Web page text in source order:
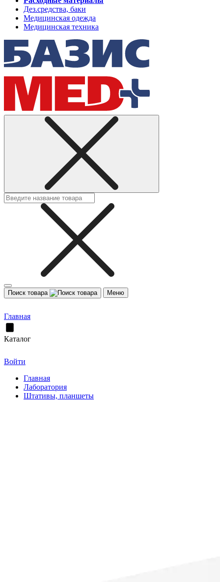
Дез.средства, баки
Медицинская одежда
Медицинская техника
Поиск товара Меню
Главная
Каталог
Войти
Главная
Лаборатория
Штативы, планшеты